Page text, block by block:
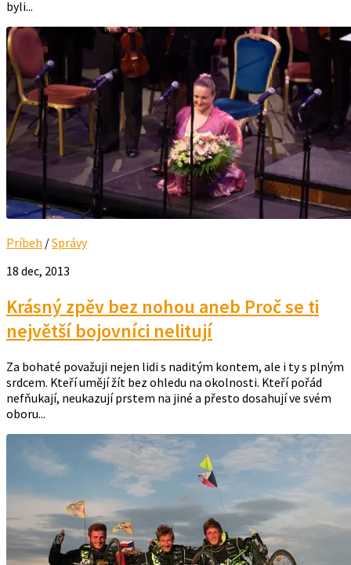
byli...
Príbeh /Správy
18 dec, 2013
Krásný zpěv bez nohou aneb Proč se ti
největší bojovníci nelitují
Za bohaté považuji nejen lidi s naditým kontem, ale i ty s plným
srdcem. Kteří umějí žít bez ohledu na okolnosti. Kteří pořád
nefňukají, neukazují prstem na jiné a přesto dosahují ve svém
oboru...